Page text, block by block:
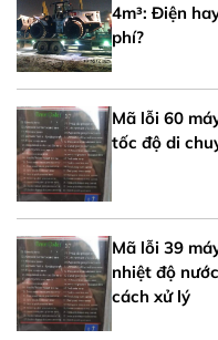
4m³: Điện
phí?
Mã lỗi 60
tốc độ di
Mã lỗi 39
nhiệt độ
cách xử lý